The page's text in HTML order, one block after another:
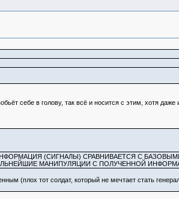
себе в голову, так всё и носится с этим, хотя даже
(СИГНАЛЫ) СРАВНИВАЕТСЯ С
МАНИПУЛЯЦИИ С ПОЛУЧЕННОЙ
(плох тот солдат, который не мечтает стать